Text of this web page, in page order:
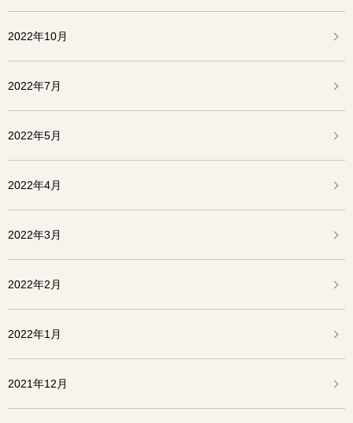
2022年10月
2022年7月
2022年5月
2022年4月
2022年3月
2022年2月
2022年1月
2021年12月